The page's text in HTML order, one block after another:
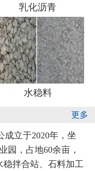
乳化沥青
水稳料
更多
成立于2020年，坐
园，占地60余亩，
稳拌合站、石料加工